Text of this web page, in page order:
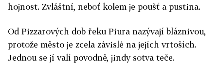
hojnost. Zvláštní, neboť kolem je poušť a pustina.
Od Pizzarových dob řeku Piura nazývají bláznivou,
protože město je zcela závislé na jejích vrtoších.
Jednou se jí valí povodně, jindy sotva teče.